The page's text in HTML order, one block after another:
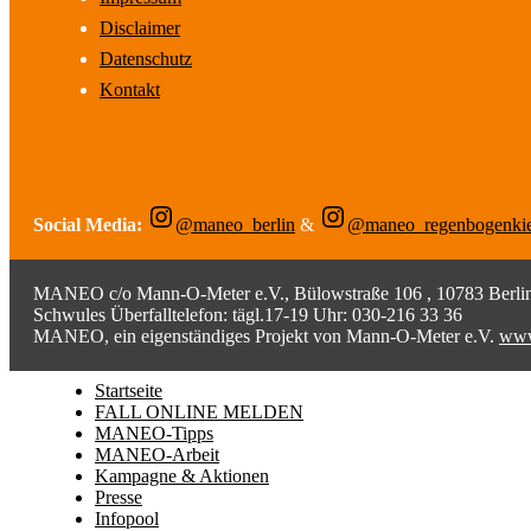
Disclaimer
Datenschutz
Kontakt
Social Media: @maneo_berlin &
MANEO c/o Mann-O-Meter e.V., Bülowstraße 106 , 10783
Schwules Überfalltelefon: tägl.17-19 Uhr: 030-216 33 36
MANEO, ein eigenständiges Projekt von Mann-O-Meter e.V.
Startseite
FALL ONLINE MELDEN
MANEO-Tipps
MANEO-Arbeit
Kampagne & Aktionen
Presse
Infopool